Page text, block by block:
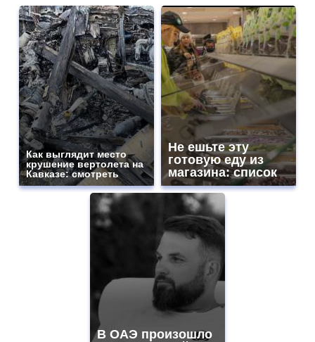
Как выглядит место
крушение вертолета на
Кавказе: смотреть
Не ешьте эту
готовую еду из
магазина: список
В ОАЭ произошло